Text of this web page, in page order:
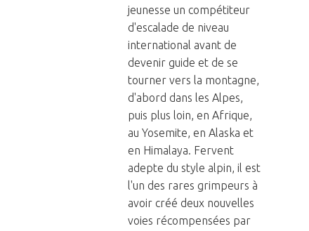
jeunesse un compétiteur
d'escalade de niveau
international avant de
devenir guide et de se
tourner vers la montagne,
d'abord dans les Alpes,
puis plus loin, en Afrique,
au Yosemite, en Alaska et
en Himalaya. Fervent
adepte du style alpin, il est
l'un des rares grimpeurs à
avoir créé deux nouvelles
voies récompensées par